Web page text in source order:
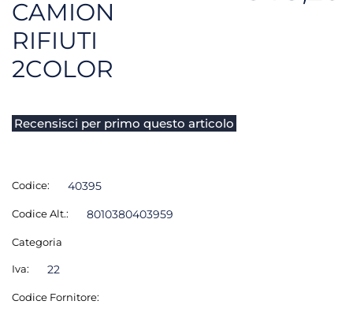
CAMION
RIFIUTI
2COLOR
Recensisci per primo questo articolo
Codice: 40395
Codice Alt.: 8010380403959
Categoria
Iva: 22
Codice Fornitore: